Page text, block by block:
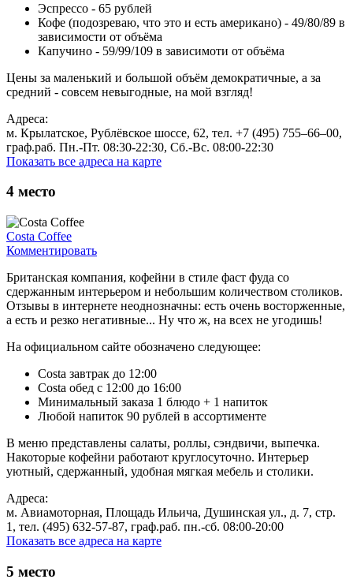
Эспрессо - 65 рублей
Кофе (подозреваю, что это и есть американо) - 49/80/89 в
зависимости от объёма
Капучино - 59/99/109 в зависимоти от объёма
Цены за маленький и большой объём демократичные, а за
средний - совсем невыгодные, на мой взгляд!
Адреса:
м. Крылатское, Рублёвское шоссе, 62, тел. +7 (495) 755‒66‒00,
граф.раб. Пн.-Пт. 08:30-22:30, Сб.-Вс. 08:00-22:30
Показать все адреса на карте
4 место
Costa Coffee
Комментировать
Британская компания, кофейни в стиле фаст фуда со
сдержанным интерьером и небольшим количеством столиков.
Отзывы в интернете неоднозначны: есть очень восторженные,
а есть и резко негативные... Ну что ж, на всех не угодишь!
На официальном сайте обозначено следующее:
Costa завтрак до 12:00
Costa обед с 12:00 до 16:00
Минимальный заказа 1 блюдо + 1 напиток
Любой напиток 90 рублей в ассортименте
В меню представлены салаты, роллы, сэндвичи, выпечка.
Накоторые кофейни работают круглосуточно. Интерьер
уютный, сдержанный, удобная мягкая мебель и столики.
Адреса:
м. Авиамоторная, Площадь Ильича, Душинская ул., д. 7, стр.
1, тел. (495) 632-57-87, граф.раб. пн.-сб. 08:00-20:00
Показать все адреса на карте
5 место